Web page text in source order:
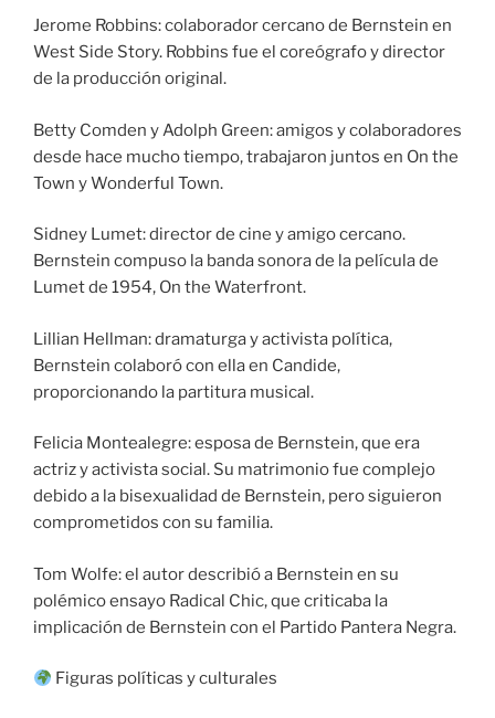
Jerome Robbins: colaborador cercano de Bernstein en
West Side Story. Robbins fue el coreógrafo y director
de la producción original.
Betty Comden y Adolph Green: amigos y colaboradores
desde hace mucho tiempo, trabajaron juntos en On the
Town y Wonderful Town.
Sidney Lumet: director de cine y amigo cercano.
Bernstein compuso la banda sonora de la película de
Lumet de 1954, On the Waterfront.
Lillian Hellman: dramaturga y activista política,
Bernstein colaboró con ella en Candide,
proporcionando la partitura musical.
Felicia Montealegre: esposa de Bernstein, que era
actriz y activista social. Su matrimonio fue complejo
debido a la bisexualidad de Bernstein, pero siguieron
comprometidos con su familia.
Tom Wolfe: el autor describió a Bernstein en su
polémico ensayo Radical Chic, que criticaba la
implicación de Bernstein con el Partido Pantera Negra.
Figuras políticas y culturales